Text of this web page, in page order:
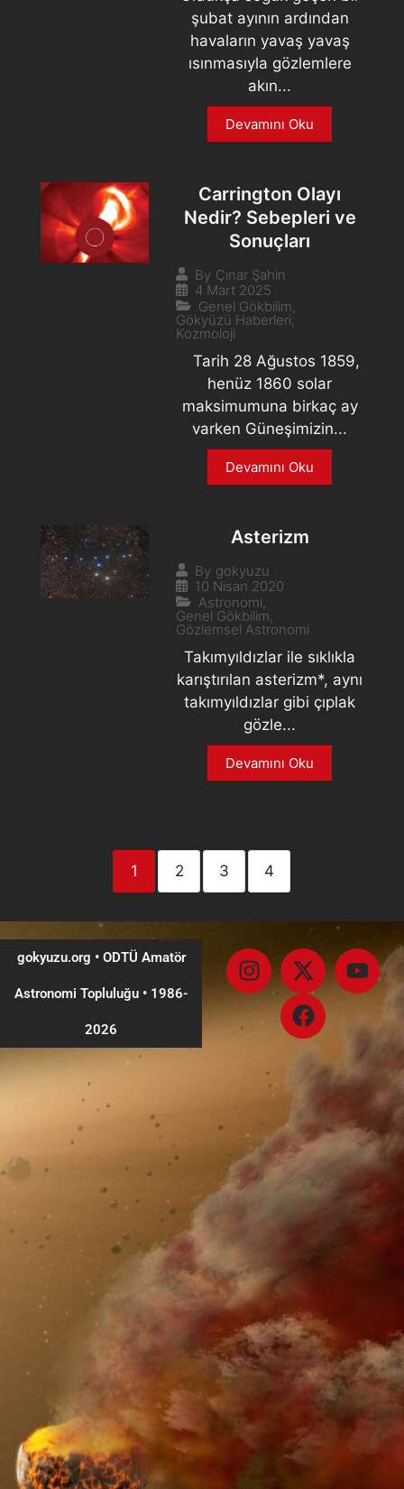
şubat ayının ardından
havaların yavaş yavaş
ısınmasıyla gözlemlere
akın...
Devamını Oku
Carrington Olayı
Nedir? Sebepleri ve
Sonuçları
By Çınar Şahin
4 Mart 2025
Genel Gökbilim
Gökyüzü Haberleri,
Kozmoloji
Tarih 28 Ağustos 1859,
henüz 1860 solar
maksimumuna birkaç ay
varken Güneşimizin...
Devamını Oku
Asterizm
By gokyuzu
10 Nisan 2020
Astronomi
Genel Gökbilim
Gözlemsel Astronomi
Takımyıldızlar ile sıklıkla
karıştırılan asterizm*, aynı
takımyıldızlar gibi çıplak
gözle...
Devamını Oku
1 2 3 4
gokyuzu.org • ODTÜ Amatör
Astronomi Topluluğu •1986-
2026